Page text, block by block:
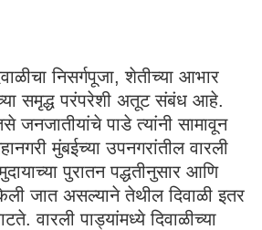
निसर्गपूजा, शेतीच्या आभार
समृद्ध परंपरेशी अतूट संबंध आहे.
जनजातीयांचे पाडे त्यांनी सामावून
मुंबईच्या उपनगरांतील वारली
पुरातन पद्धतीनुसार आणि
जात असल्याने तेथील दिवाळी इतर
वारली पाड्यांमध्ये दिवाळीच्या